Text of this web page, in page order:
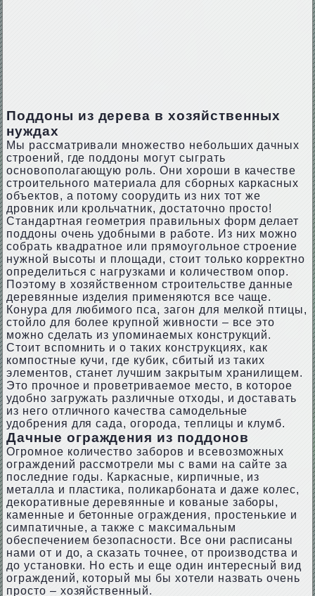
Поддоны из дерева в хозяйственных
нуждах
Мы рассматривали множество небольших дачных
строений, где поддоны могут сыграть
основополагающую роль. Они хороши в качестве
строительного материала для сборных каркасных
объектов, а потому соорудить из них тот же
дровник или крольчатник, достаточно просто!
Стандартная геометрия правильных форм делает
поддоны очень удобными в работе. Из них можно
собрать квадратное или прямоугольное строение
нужной высоты и площади, стоит только корректно
определиться с нагрузками и количеством опор.
Поэтому в хозяйственном строительстве данные
деревянные изделия применяются все чаще.
Конура для любимого пса, загон для мелкой птицы,
стойло для более крупной живности – все это
можно сделать из упоминаемых конструкций.
Стоит вспомнить и о таких конструкциях, как
компостные кучи, где кубик, сбитый из таких
элементов, станет лучшим закрытым хранилищем.
Это прочное и проветриваемое место, в которое
удобно загружать различные отходы, и доставать
из него отличного качества самодельные
удобрения для сада, огорода, теплицы и клумб.
Дачные ограждения из поддонов
Огромное количество заборов и всевозможных
ограждений рассмотрели мы с вами на сайте за
последние годы. Каркасные, кирпичные, из
металла и пластика, поликарбоната и даже колес,
декоративные деревянные и кованые заборы,
каменные и бетонные ограждения, простенькие и
симпатичные, а также с максимальным
обеспечением безопасности. Все они расписаны
нами от и до, а сказать точнее, от производства и
до установки. Но есть и еще один интересный вид
ограждений, который мы бы хотели назвать очень
просто – хозяйственный.